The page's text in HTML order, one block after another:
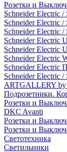
Розетки и
Schneider Electric
Schneider Electric /
Schneider Electric
Schneider Electric
Schneider Electric
Schneider Electric
Schneider Electric
Schneider Electric
ARTGALLERY by
Подрозетники.
Розетки и
DKC Avanti
Розетки и
Розетки и
Светотехника
Светильники